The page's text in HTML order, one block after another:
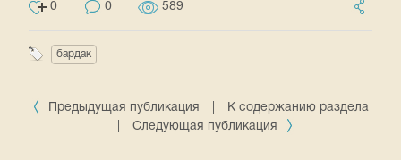
0 0 589
бардак
Предыдущая публикация
К содержанию раздела
Следующая публикация